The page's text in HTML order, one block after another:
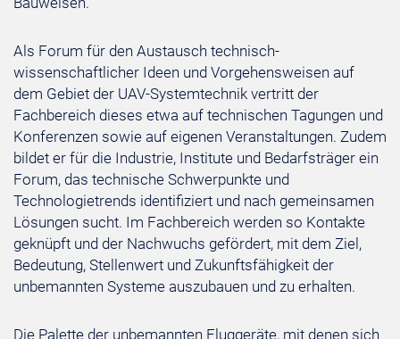
Als Forum für den Austausch technisch-
wissenschaftlicher Ideen und Vorgehensweisen auf
dem Gebiet der UAV-Systemtechnik vertritt der
Fachbereich dieses etwa auf technischen Tagungen und
Konferenzen sowie auf eigenen Veranstaltungen. Zudem
bildet er für die Industrie, Institute und Bedarfsträger ein
Forum, das technische Schwerpunkte und
Technologietrends identifiziert und nach gemeinsamen
Lösungen sucht. Im Fachbereich werden so Kontakte
geknüpft und der Nachwuchs gefördert, mit dem Ziel,
Bedeutung, Stellenwert und Zukunftsfähigkeit der
unbemannten Systeme auszubauen und zu erhalten.
Die Palette der unbemannten Fluggeräte, mit denen sich